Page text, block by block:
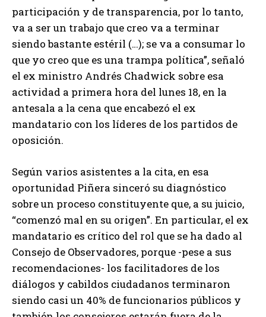
participación y de transparencia, por lo tanto,
va a ser un trabajo que creo va a terminar
siendo bastante estéril (…); se va a consumar lo
que yo creo que es una trampa política”, señaló
el ex ministro Andrés Chadwick sobre esa
actividad a primera hora del lunes 18, en la
antesala a la cena que encabezó el ex
mandatario con los líderes de los partidos de
oposición.
Según varios asistentes a la cita, en esa
oportunidad Piñera sinceró su diagnóstico
sobre un proceso constituyente que, a su juicio,
“comenzó mal en su origen”. En particular, el ex
mandatario es crítico del rol que se ha dado al
Consejo de Observadores, porque -pese a sus
recomendaciones- los facilitadores de los
diálogos y cabildos ciudadanos terminaron
siendo casi un 40% de funcionarios públicos y